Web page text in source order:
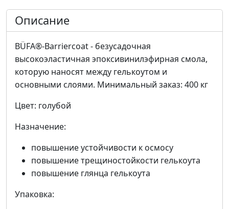
Описание
BÜFA®-Barriercoat - безусадочная
высокоэластичная эпоксивинилэфирная смола,
которую наносят между гелькоутом и
основными слоями. Минимальный заказ: 400 кг
Цвет: голубой
Назначение:
повышение устойчивости к осмосу
повышение трещиностойкости гелькоута
повышение глянца гелькоута
Упаковка: